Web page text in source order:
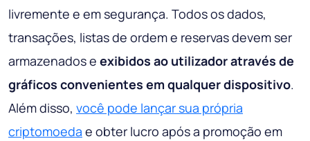
livremente e em segurança. Todos os dados,
transações, listas de ordem e reservas devem ser
armazenados e exibidos ao utilizador através de
gráficos convenientes em qualquer dispositivo.
Além disso, você pode lançar sua própria
criptomoeda e obter lucro após a promoção em